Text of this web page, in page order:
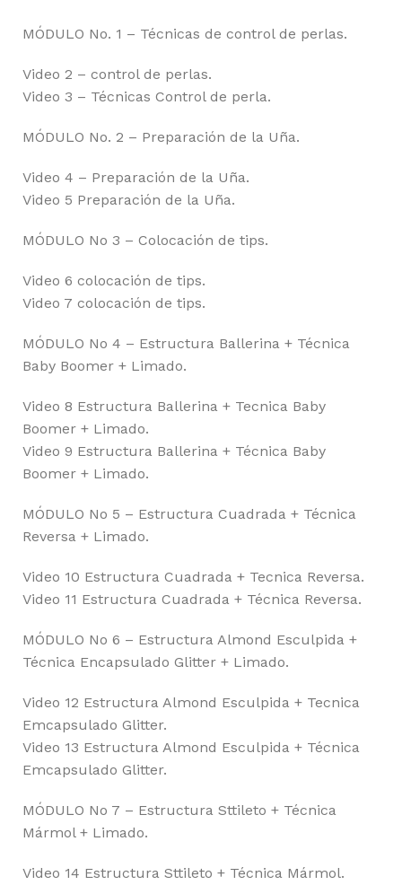
MÓDULO No. 1 – Técnicas de control de perlas.
Video 2 – control de perlas.
Video 3 – Técnicas Control de perla.
MÓDULO No. 2 – Preparación de la Uña.
Video 4 – Preparación de la Uña.
Video 5 Preparación de la Uña.
MÓDULO No 3 – Colocación de tips.
Video 6 colocación de tips.
Video 7 colocación de tips.
MÓDULO No 4 – Estructura Ballerina + Técnica
Baby Boomer + Limado.
Video 8 Estructura Ballerina + Tecnica Baby
Boomer + Limado.
Video 9 Estructura Ballerina + Técnica Baby
Boomer + Limado.
MÓDULO No 5 – Estructura Cuadrada + Técnica
Reversa + Limado.
Video 10 Estructura Cuadrada + Tecnica Reversa.
Video 11 Estructura Cuadrada + Técnica Reversa.
MÓDULO No 6 – Estructura Almond Esculpida +
Técnica Encapsulado Glitter + Limado.
Video 12 Estructura Almond Esculpida + Tecnica
Emcapsulado Glitter.
Video 13 Estructura Almond Esculpida + Técnica
Emcapsulado Glitter.
MÓDULO No 7 – Estructura Sttileto + Técnica
Mármol + Limado.
Video 14 Estructura Sttileto + Técnica Mármol.